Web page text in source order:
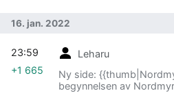
16. jan. 2022
Leharu
Ny side:
begynnelsen av
23:59
+1 665